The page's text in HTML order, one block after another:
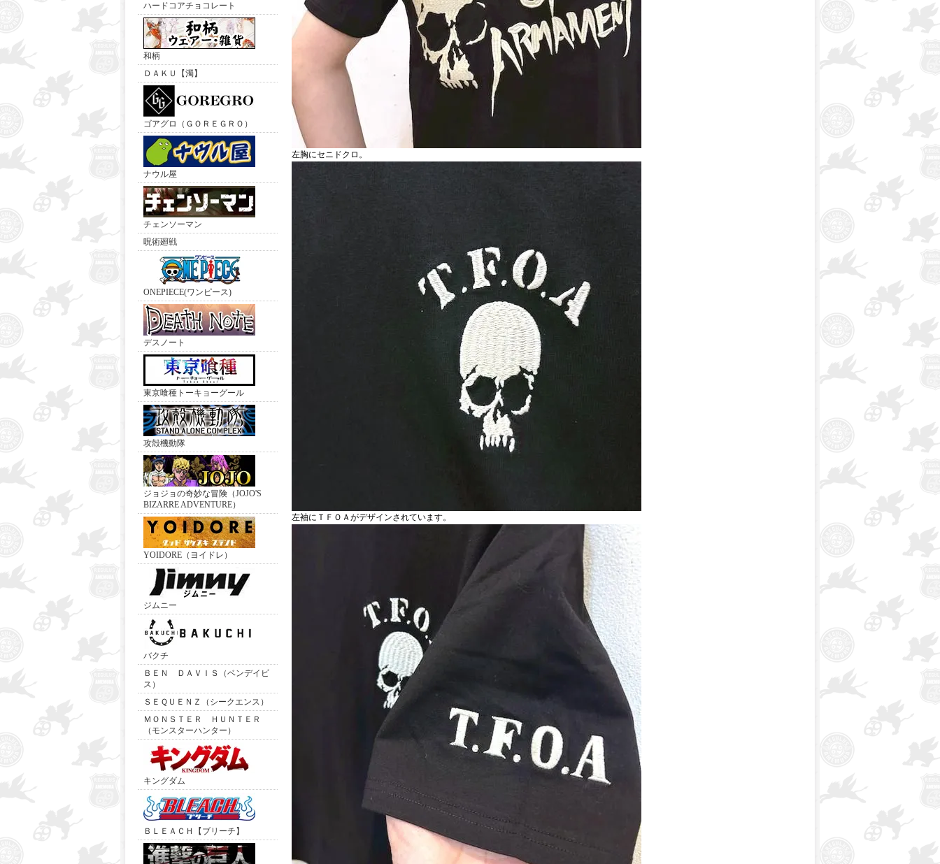
ハードコアチョコレート
和柄
ＤＡＫＵ【濁】
ゴアグロ（ＧＯＲＥＧＲＯ）
ナウル屋
チェンソーマン
呪術廻戦
ONEPIECE(ワンピース)
デスノート
東京喰種トーキョーグール
攻殻機動隊
ジョジョの奇妙な冒険（JOJO'S
BIZARRE ADVENTURE）
YOIDORE（ヨイドレ）
ジムニー
バクチ
ＢＥＮ ＤＡＶＩＳ（ベンデイビ
ス）
ＳＥＱＵＥＮＺ（シークエンス）
ＭＯＮＳＴＥＲ ＨＵＮＴＥＲ
（モンスターハンター）
キングダム
ＢＬＥＡＣＨ【ブリーチ】
左胸にセニドクロ。
左袖にＴＦＯＡがデザインされています。